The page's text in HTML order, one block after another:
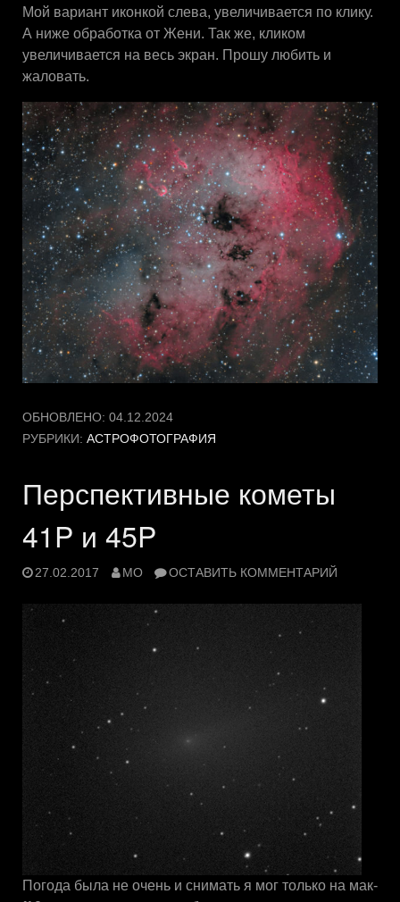
Мой вариант иконкой слева, увеличивается по клику.
А ниже обработка от Жени. Так же, кликом
увеличивается на весь экран. Прошу любить и
жаловать.
ОБНОВЛЕНО: 04.12.2024
РУБРИКИ: АСТРОФОТОГРАФИЯ
Перспективные кометы
41P и 45P
27.02.2017 MO ОСТАВИТЬ КОММЕНТАРИЙ
Погода была не очень и снимать я мог только на мак-